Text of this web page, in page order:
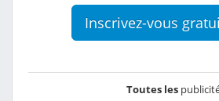
Inscrivez-vous
Toutes les